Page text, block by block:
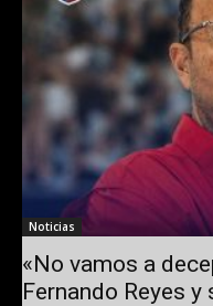
Noticias
«No vamos a
Fernando Reyes y